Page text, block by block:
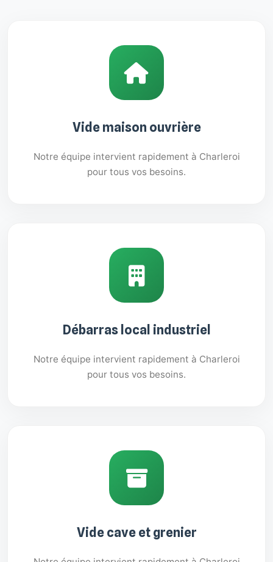
Vide maison ouvrière
Notre équipe intervient rapidement à Charleroi
pour tous vos besoins.
Débarras local industriel
Notre équipe intervient rapidement à Charleroi
pour tous vos besoins.
Vide cave et grenier